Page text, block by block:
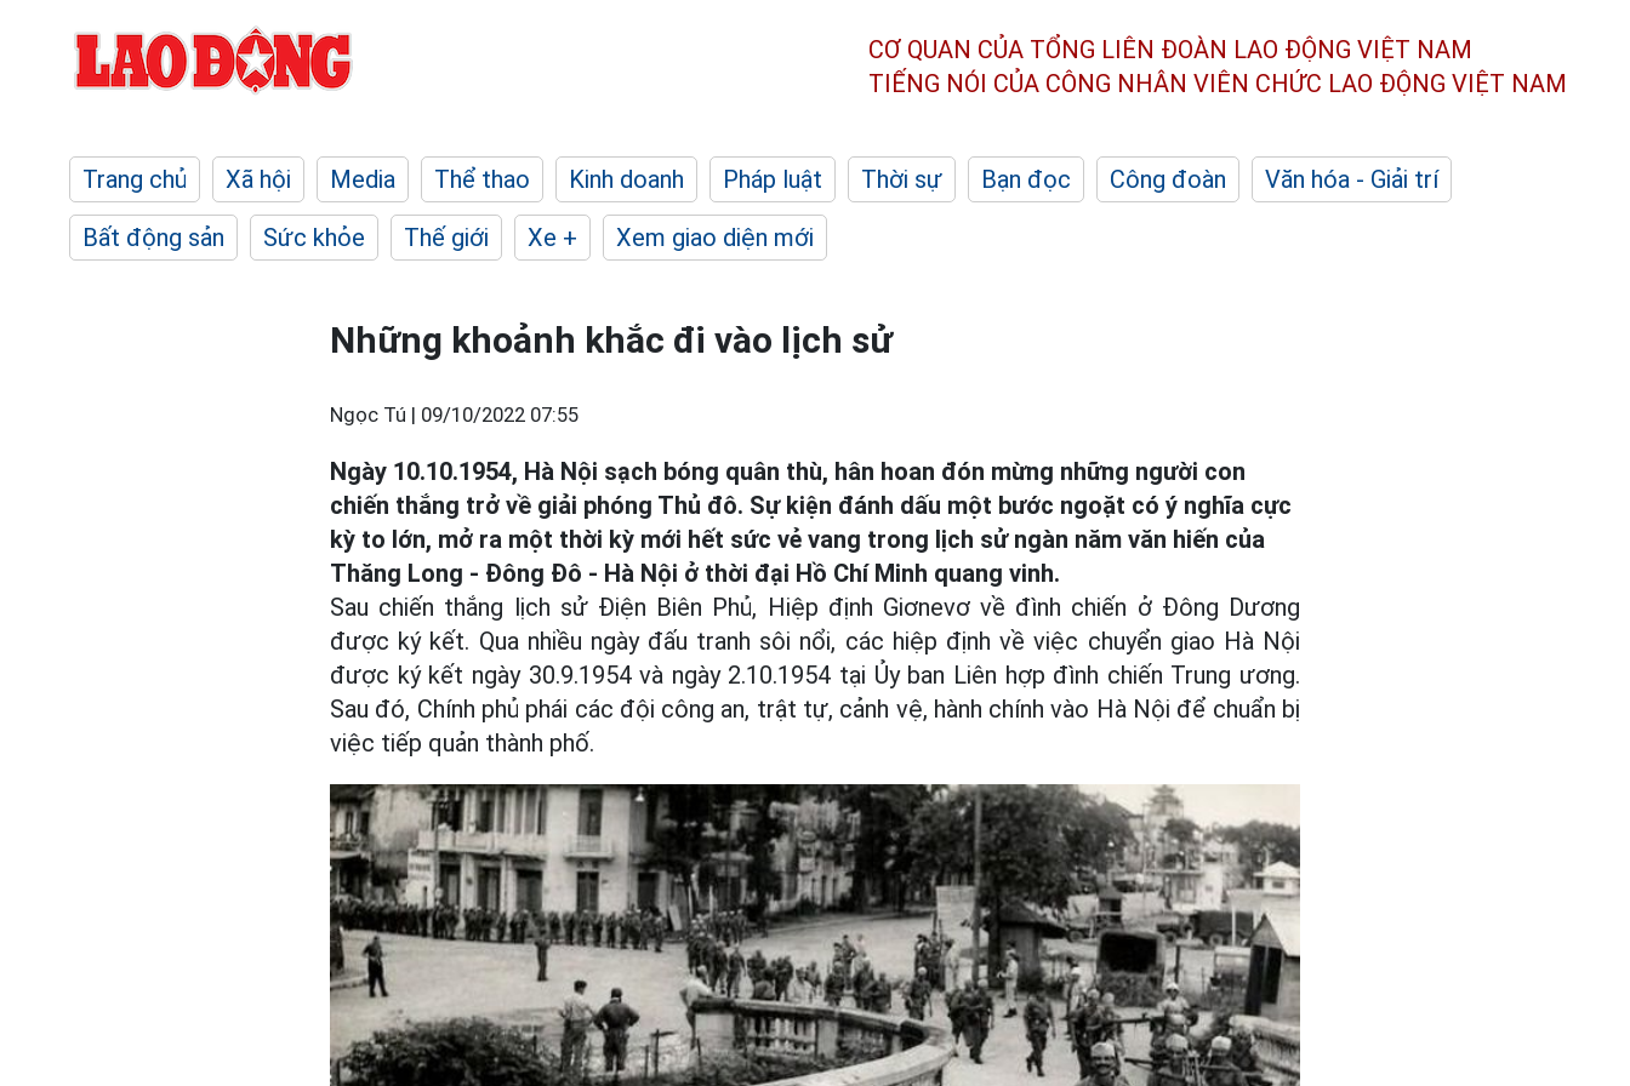
CƠ QUAN CỦA TỔNG LIÊN ĐOÀN LAO ĐỘNG VIỆT NAM
TIẾNG NÓI CỦA CÔNG NHÂN VIÊN CHỨC LAO ĐỘNG VIỆT NAM
Trang chủ Xã hội Media Thể thao Kinh doanh Pháp luật Thời sự Bạn đọc Công đoàn
Văn hóa - Giải trí
Bất động sản
Sức khỏe Thế giới Xe + Xem giao diện mới
Những khoảnh khắc đi vào lịch sử
Ngọc Tú | 09/10/2022 07:55
Ngày 10.10.1954, Hà Nội sạch bóng quân thù, hân hoan đón mừng những người con
chiến thắng trở về giải phóng Thủ đô. Sự kiện đánh dấu một bước ngoặt có ý nghĩa cực
kỳ to lớn, mở ra một thời kỳ mới hết sức vẻ vang trong lịch sử ngàn năm văn hiến của
Thăng Long - Đông Đô - Hà Nội ở thời đại Hồ Chí Minh quang vinh.
Sau chiến thắng lịch sử Điện Biên Phủ, Hiệp định Giơnevơ về đình chiến ở Đông Dương
được ký kết. Qua nhiều ngày đấu tranh sôi nổi, các hiệp định về việc chuyển giao Hà Nội
được ký kết ngày 30.9.1954 và ngày 2.10.1954 tại Ủy ban Liên hợp đình chiến Trung ương.
Sau đó, Chính phủ phái các đội công an, trật tự, cảnh vệ, hành chính vào Hà Nội để chuẩn bị
việc tiếp quản thành phố.